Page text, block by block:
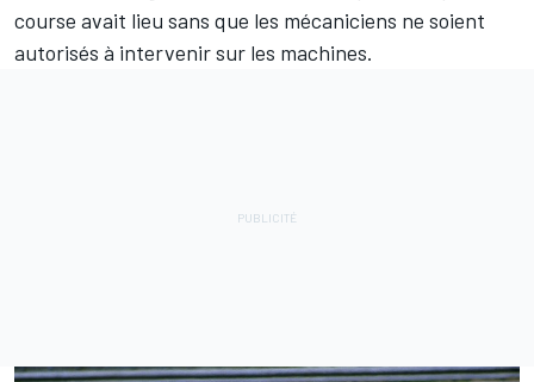
course avait lieu sans que les mécaniciens ne soient
autorisés à intervenir sur les machines.